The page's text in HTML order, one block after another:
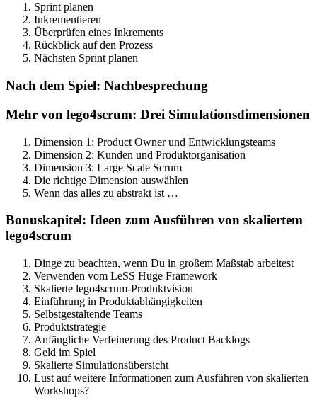
Sprint planen
Inkrementieren
Überprüfen eines Inkrements
Rückblick auf den Prozess
Nächsten Sprint planen
Nach dem Spiel: Nachbesprechung
Mehr von lego4scrum: Drei Simulationsdimensionen
Dimension 1: Product Owner und Entwicklungsteams
Dimension 2: Kunden und Produktorganisation
Dimension 3: Large Scale Scrum
Die richtige Dimension auswählen
Wenn das alles zu abstrakt ist …
Bonuskapitel: Ideen zum Ausführen von skaliertem
lego4scrum
Dinge zu beachten, wenn Du in großem Maßstab arbeitest
Verwenden vom LeSS Huge Framework
Skalierte lego4scrum-Produktvision
Einführung in Produktabhängigkeiten
Selbstgestaltende Teams
Produktstrategie
Anfängliche Verfeinerung des Product Backlogs
Geld im Spiel
Skalierte Simulationsübersicht
Lust auf weitere Informationen zum Ausführen von skalierten
Workshops?